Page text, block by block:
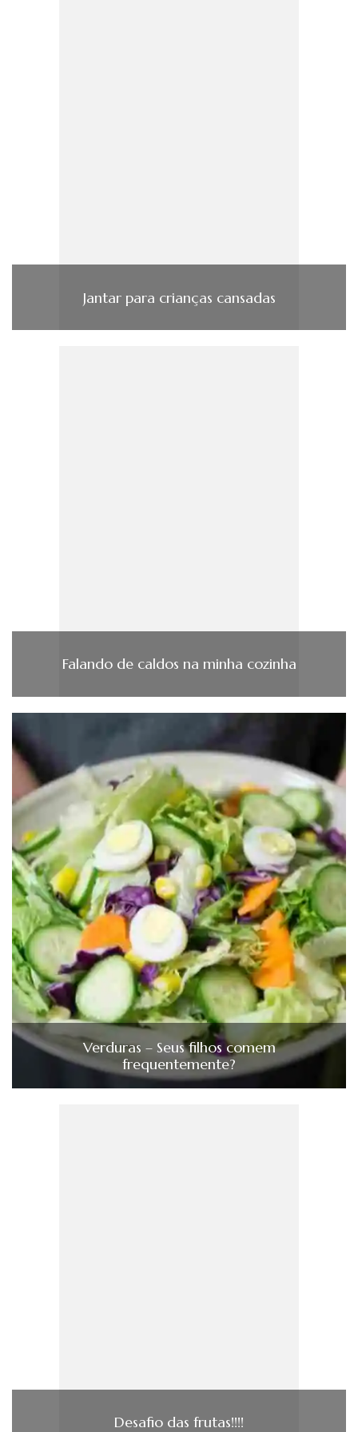
Jantar para crianças cansadas
Falando de caldos na minha cozinha
Verduras – Seus filhos comem
frequentemente?
Desafio das frutas!!!!